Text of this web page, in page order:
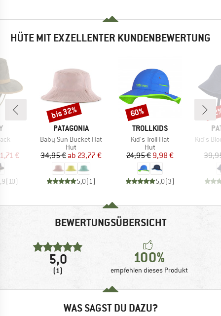
HÜTE MIT EXZELLENTER KUNDENBEWERTUNG
Preis
€
(10)
MARKE
PATAGONIA
Artikel
Baby Sun Bucket Hat
Produktgruppe
Hut
Preis
34,95 € reduzierter Preis
ab 23,77 €
5,0(1)
Rabatt
bis 32%
MARKE
TROLLKIDS
Artikel
Kid's Troll Hat
Produktgruppe
Hut
Preis
24,95 €reduzierter Preis
9,98 €
5,0(3)
Rabatt
60%
Artikel
Kid's
BEWERTUNGSÜBERSICHT
5,0
(1)
100%
empfehlen dieses Produkt
WAS SAGST DU DAZU?